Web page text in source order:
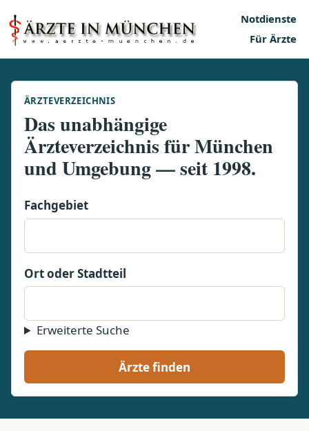
Notdienste
Für Ärzte
ÄRZTEVERZEICHNIS
Das unabhängige
Ärzteverzeichnis für München
und Umgebung — seit 1998.
Fachgebiet
Ort oder Stadtteil
Erweiterte Suche
Ärzte finden